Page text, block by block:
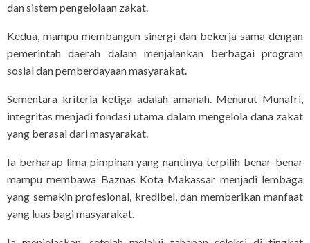
dan sistem pengelolaan zakat.
Kedua, mampu membangun sinergi dan bekerja sama dengan
pemerintah daerah dalam menjalankan berbagai program
sosial dan pemberdayaan masyarakat.
Sementara kriteria ketiga adalah amanah. Menurut Munafri,
integritas menjadi fondasi utama dalam mengelola dana zakat
yang berasal dari masyarakat.
Ia berharap lima pimpinan yang nantinya terpilih benar-benar
mampu membawa Baznas Kota Makassar menjadi lembaga
yang semakin profesional, kredibel, dan memberikan manfaat
yang luas bagi masyarakat.